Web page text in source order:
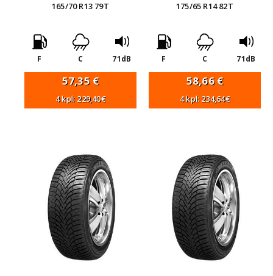
165/70 R13 79T
F C 71dB
57,35 €
4 kpl: 229,40€
175/65 R14 82T
F C 71dB
58,66€
4 kpl: 234,64€